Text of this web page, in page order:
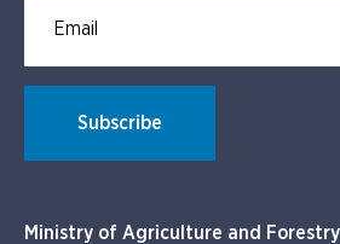
Subscribe
Ministry of Agriculture and